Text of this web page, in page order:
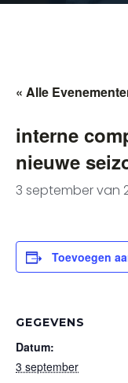
« Alle
interne
nieuwe
3 september van
Toevoegen
GEGEVENS
Datum:
3 september